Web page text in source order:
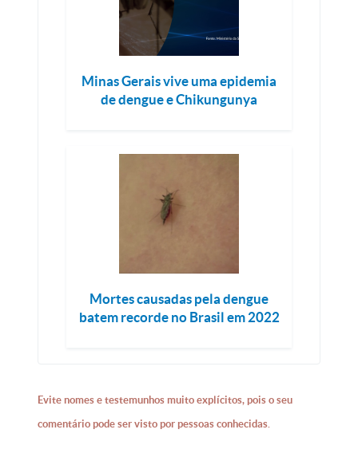
Minas Gerais vive uma epidemia
de dengue e Chikungunya
Mortes causadas pela dengue
batem recorde no Brasil em 2022
Evite nomes e testemunhos muito explícitos, pois o seu
comentário pode ser visto por pessoas conhecidas.